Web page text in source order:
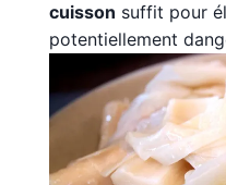
cuisson suffit pour
potentiellement